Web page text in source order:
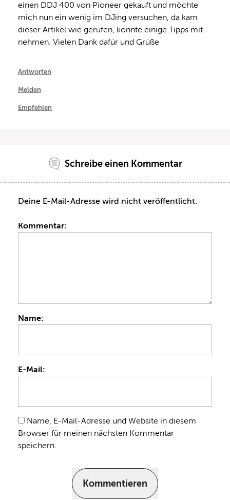
einen DDJ 400 von Pioneer gekauft und möchte
mich nun ein wenig im DJing versuchen, da kam
dieser Artikel wie gerufen, konnte einige Tipps mit
nehmen. Vielen Dank dafür und Grüße
Antworten
Melden
Empfehlen
Schreibe einen Kommentar
Deine E-Mail-Adresse wird nicht veröffentlicht.
Kommentar:
Name:
E-Mail:
Name, E-Mail-Adresse und Website in diesem
Browser für meinen nächsten Kommentar
speichern.
Kommentieren